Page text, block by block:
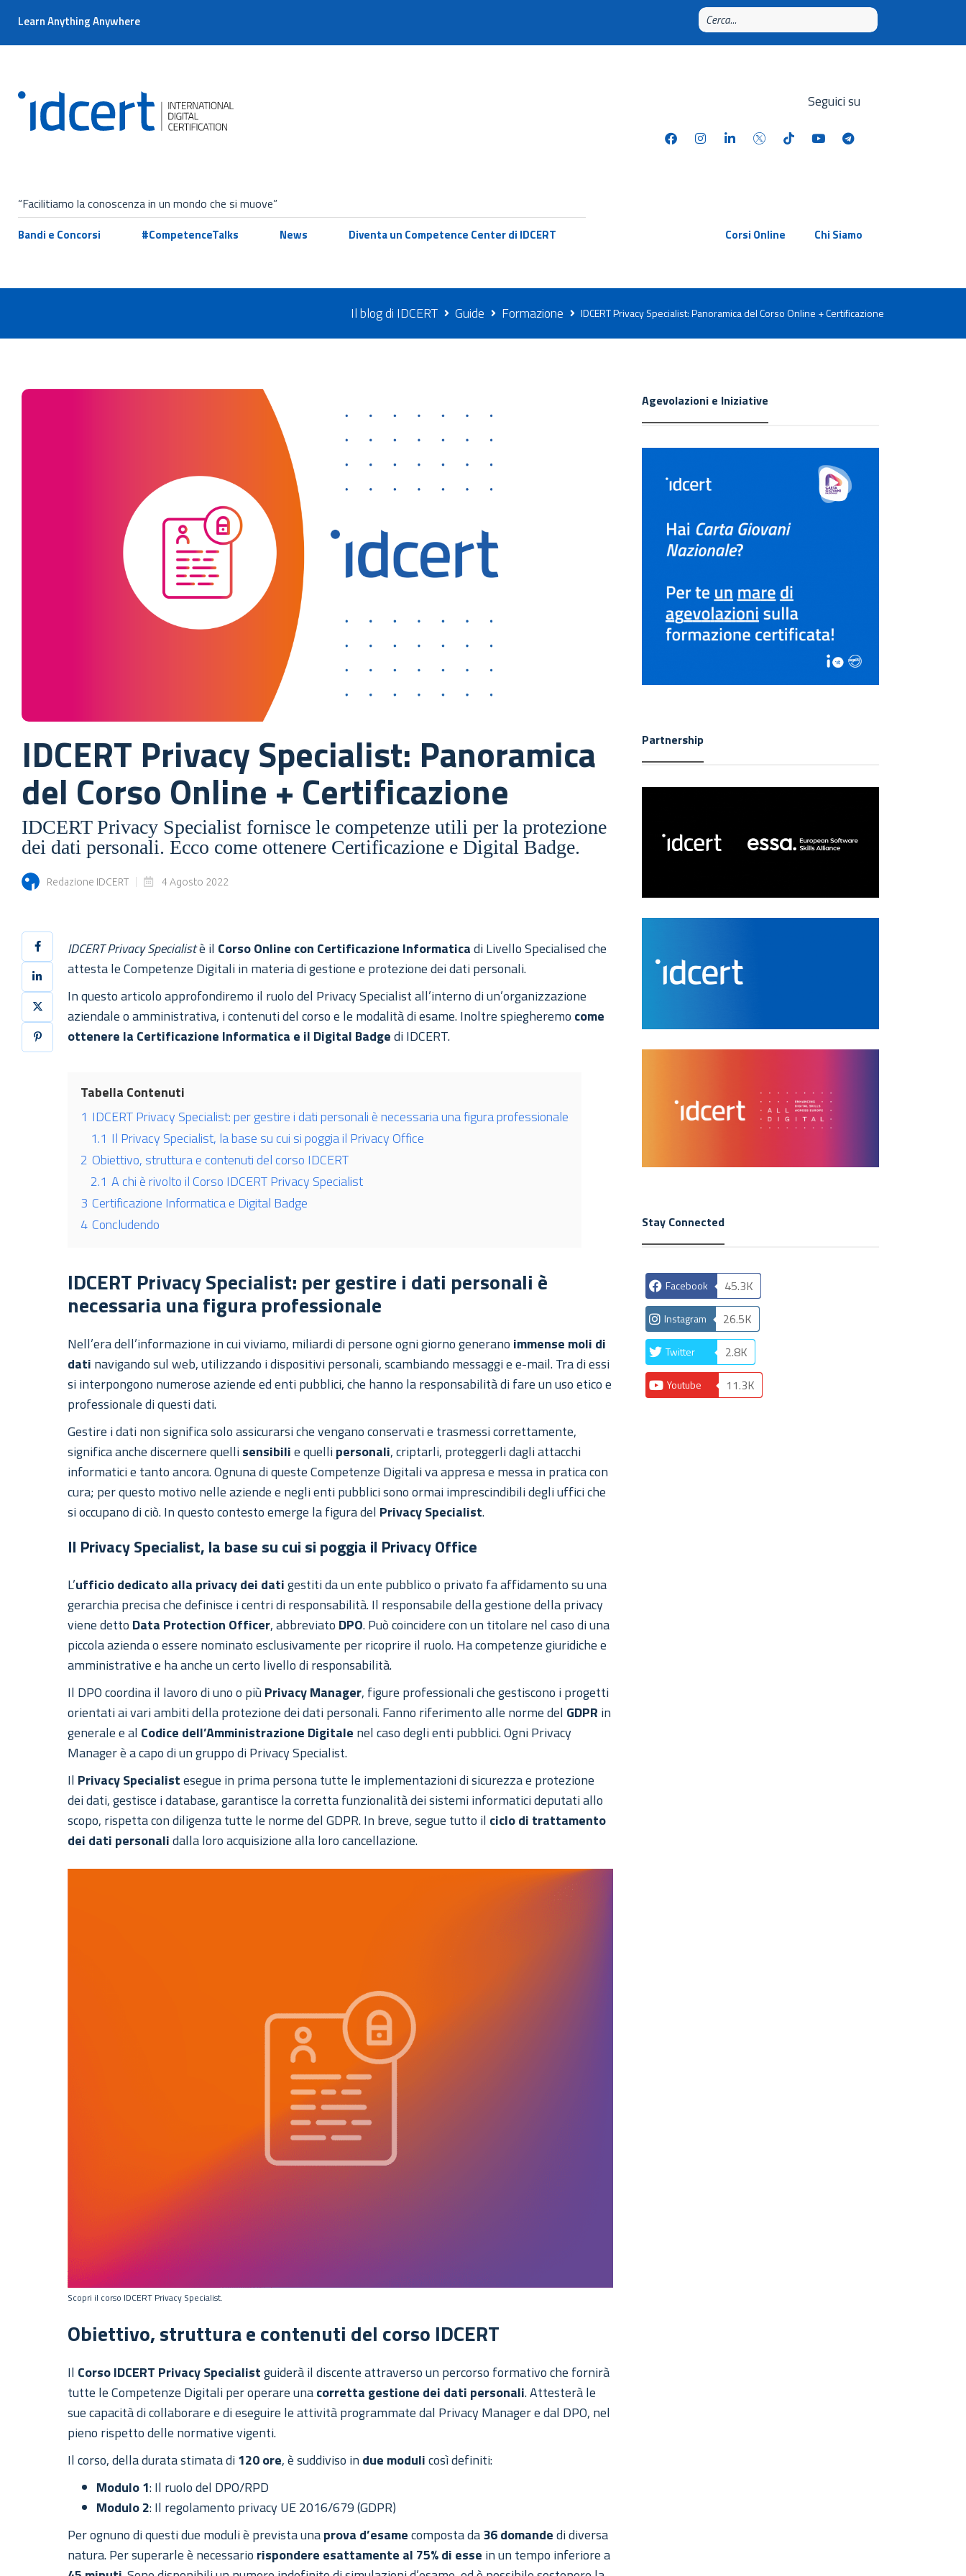
Learn Anything Anywhere
Seguici su
“Facilitiamo la conoscenza in un mondo che si muove”
Bandi e Concorsi #CompetenceTalks News Diventa un Competence Center di IDCERT Corsi Online Chi Siamo
Il blog di IDCERT Guide Formazione IDCERT Privacy Specialist: Panoramica del Corso Online + Certificazione
IDCERT Privacy Specialist: Panoramica
del Corso Online + Certificazione
IDCERT Privacy Specialist fornisce le competenze utili per la protezione
dei dati personali. Ecco come ottenere Certificazione e Digital Badge.
Redazione IDCERT 4 Agosto 2022
IDCERT Privacy Specialistè il Corso Online con Certificazione Informaticadi Livello Specialised che
attesta le Competenze Digitali in materia di gestione e protezione dei dati personali.
In questo articolo approfondiremo il ruolo del Privacy Specialist all’interno di un’organizzazione
aziendale o amministrativa, i contenuti del corso e le modalità di esame. Inoltre spiegheremo come
ottenere la Certificazione Informatica e il Digital Badgedi IDCERT.
Tabella Contenuti
1 IDCERT Privacy Specialist: per gestire i dati personali è necessaria una figura professionale
1.1 Il Privacy Specialist, la base su cui si poggia il Privacy Office
2 Obiettivo, struttura e contenuti del corso IDCERT
2.1 A chi è rivolto il Corso IDCERT Privacy Specialist
3 Certificazione Informatica e Digital Badge
4 Concludendo
IDCERT Privacy Specialist: per gestire i dati personali è
necessaria una figura professionale
Nell’era dell’informazione in cui viviamo, miliardi di persone ogni giorno generano immense moli di
dati navigando sul web, utilizzando i dispositivi personali, scambiando messaggi e e-mail. Tra di essi
si interpongono numerose aziende ed enti pubblici, che hanno la responsabilità di fare un uso etico e
professionale di questi dati.
Gestire i dati non significa solo assicurarsi che vengano conservati e trasmessi correttamente,
significa anche discernere quellisensibilie quellipersonali, criptarli, proteggerli dagli attacchi
informatici e tanto ancora. Ognuna di queste Competenze Digitali va appresa e messa in pratica con
cura; per questo motivo nelle aziende e negli enti pubblici sono ormai imprescindibili degli uffici che
si occupano di ciò. In questo contesto emerge la figura del Privacy Specialist.
Il Privacy Specialist, la base su cui si poggia il Privacy Office
L’ufficio dedicato alla privacy dei datigestiti da un ente pubblico o privato fa affidamento su una
gerarchia precisa che definisce i centri di responsabilità. Il responsabile della gestione della privacy
viene detto Data Protection Officer, abbreviato DPO. Può coincidere con un titolare nel caso di una
piccola azienda o essere nominato esclusivamente per ricoprire il ruolo. Ha competenze giuridiche e
amministrative e ha anche un certo livello di responsabilità.
Il DPO coordina il lavoro di uno o più Privacy Manager, figure professionali che gestiscono i progetti
orientati ai vari ambiti della protezione dei dati personali. Fanno riferimento alle norme del GDPR in
generale e al Codice dell’Amministrazione Digitale nel caso degli enti pubblici. Ogni Privacy
Manager è a capo di un gruppo di Privacy Specialist.
Il Privacy Specialistesegue in prima persona tutte le implementazioni di sicurezza e protezione
dei dati, gestisce i database, garantisce la corretta funzionalità dei sistemi informatici deputati allo
scopo, rispetta con diligenza tutte le norme del GDPR. In breve, segue tutto il ciclo di trattamento
dei dati personalidalla loro acquisizione alla loro cancellazione.
Scopri il corso IDCERT Privacy Specialist.
Obiettivo, struttura e contenuti del corso IDCERT
Il Corso IDCERT Privacy Specialistguiderà il discente attraverso un percorso formativo che fornirà
tutte le Competenze Digitali per operare unacorretta gestione dei dati personali. Attesterà le
sue capacità di collaborare e di eseguire le attività programmate dal Privacy Manager e dal DPO, nel
pieno rispetto delle normative vigenti.
Il corso, della durata stimata di120 ore, è suddiviso in due modulicosì definiti:
Modulo 1: Il ruolo del DPO/RPD
Modulo 2: Il regolamento privacy UE 2016/679 (GDPR)
Per ognuno di questi due moduli è prevista unaprova d’esamecomposta da36 domandedi diversa
natura. Per superarle è necessario rispondere esattamente al 75% di esse in un tempo inferiore a
Agevolazioni e Iniziative
Partnership
Stay Connected
Facebook 45.3K
Instagram 26.5K
Twitter 2.8K
Youtube 11.3K